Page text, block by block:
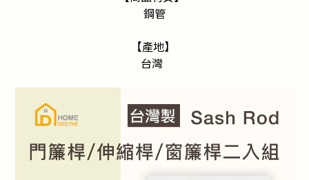
鋼管
【產地】
台灣